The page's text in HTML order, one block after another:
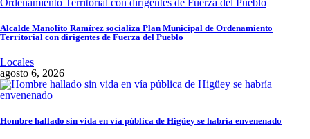
Alcalde Manolito Ramírez socializa Plan Municipal de Ordenamiento
Territorial con dirigentes de Fuerza del Pueblo
Locales
agosto 6, 2026
Hombre hallado sin vida en vía pública de Higüey se habría envenenado